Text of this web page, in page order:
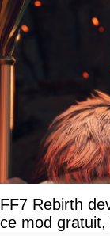
FF7 Rebirth
ce mod